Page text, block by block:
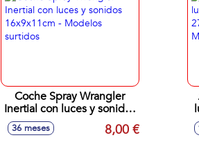
Coche Spray Wrangler
Inertial con luces y sonidos
16x9x11cm - Modelos
surtidos
36 meses 8,00 €